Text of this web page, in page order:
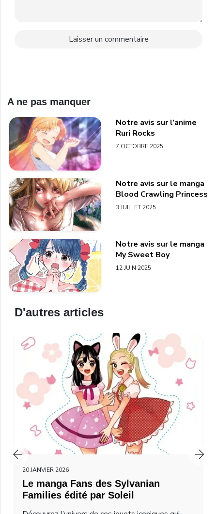
A ne pas manquer
Notre avis sur l’anime
Ruri Rocks
7 OCTOBRE 2025
Notre avis sur le manga
Blood Crawling Princess
3 JUILLET 2025
Notre avis sur le manga
My Sweet Boy
12 JUIN 2025
D'autres articles
20 JANVIER 2026
Le manga Fans des Sylvanian
Families édité par Soleil